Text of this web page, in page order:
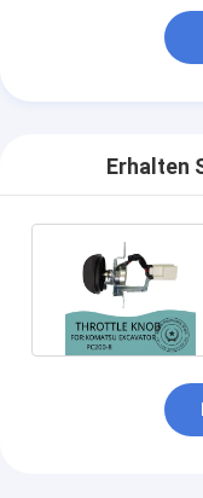
Erhalten